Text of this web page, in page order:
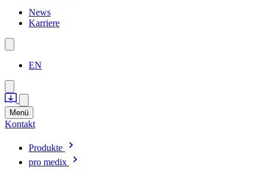
News
Karriere
EN
Menü
Kontakt
Produkte
pro medix